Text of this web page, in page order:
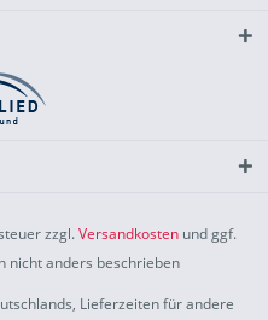
zzgl.Versandkosten und ggf.
nicht anders beschrieben
Lieferzeiten für andere